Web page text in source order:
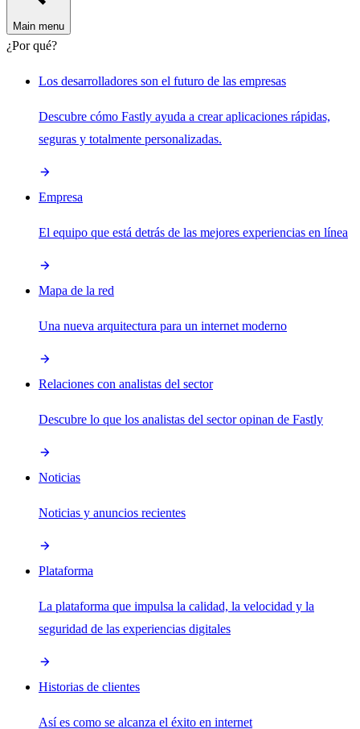
Main menu
¿Por qué?
Los desarrolladores son el futuro de las empresas
Descubre cómo Fastly ayuda a crear aplicaciones rápidas,
seguras y totalmente personalizadas.
Empresa
El equipo que está detrás de las mejores experiencias en línea
Mapa de la red
Una nueva arquitectura para un internet moderno
Relaciones con analistas del sector
Descubre lo que los analistas del sector opinan de Fastly
Noticias
Noticias y anuncios recientes
Plataforma
La plataforma que impulsa la calidad, la velocidad y la
seguridad de las experiencias digitales
Historias de clientes
Así es como se alcanza el éxito en internet